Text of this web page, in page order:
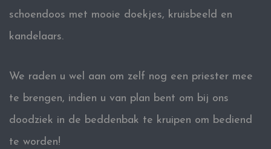
schoendoos met mooie doekjes, kruisbeeld en
kandelaars.
We raden u wel aan om zelf nog een priester mee
te brengen, indien u van plan bent om bij ons
doodziek in de beddenbak te kruipen om bediend
te worden!